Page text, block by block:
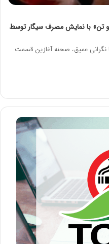
و تن» با نمایش مصرف سیگار توسط
نگرانی عمیق، صحنه آغازین قسمت